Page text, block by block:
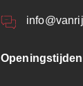
Openingstijden